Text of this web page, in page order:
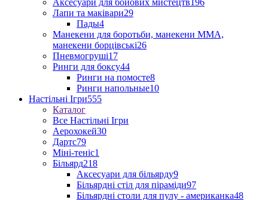
Аксесуари для бойових мистецтв196
Лапи та маківари29
Пады4
Манекени для боротьби, манекени ММА,
манекени борцівські26
Пневмогруші17
Ринги для боксу44
Ринги на помосте8
Ринги напольные10
Настільні Ігри555
Каталог
Все Настільні Ігри
Аерохокей30
Дартс79
Міні-теніс1
Більярд218
Аксесуари для більярду9
Більярдні стіл для піраміди97
Більярдні столи для пулу - американка48